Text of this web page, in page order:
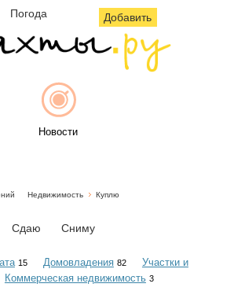
Погода Добавить
Новости
Объявления
Недвижимость Куплю
Сдаю Сниму
15 Домовладения 82
Участки и
Коммерческая недвижимость 3